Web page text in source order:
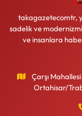
takagazetecomtr,
sadelik ve
ve insanlara
Çarşı
Ortahisar/